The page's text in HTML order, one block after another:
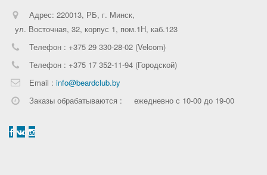
Адрес: 220013, РБ, г. Минск,
ул. Восточная, 32, корпус 1, пом.1Н, каб.123
Телефон : +375 29 330-28-02 (Velcom)
Телефон : +375 17 352-11-94 (Городской)
Email : info@beardclub.by
Заказы обрабатываются :
ежедневно с 10-00 до 19-00